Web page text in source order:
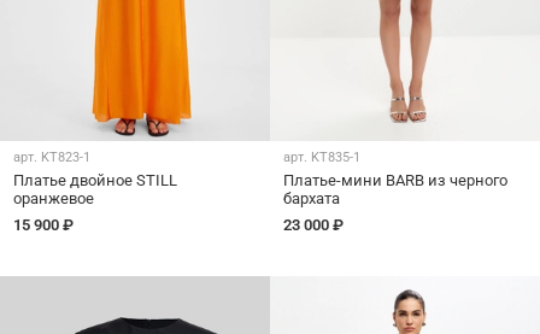
арт. KT823-1
Платье двойное STILL
оранжевое
15 900 ₽
арт. KT835-1
Платье-мини BARB из черного
бархата
23 000 ₽